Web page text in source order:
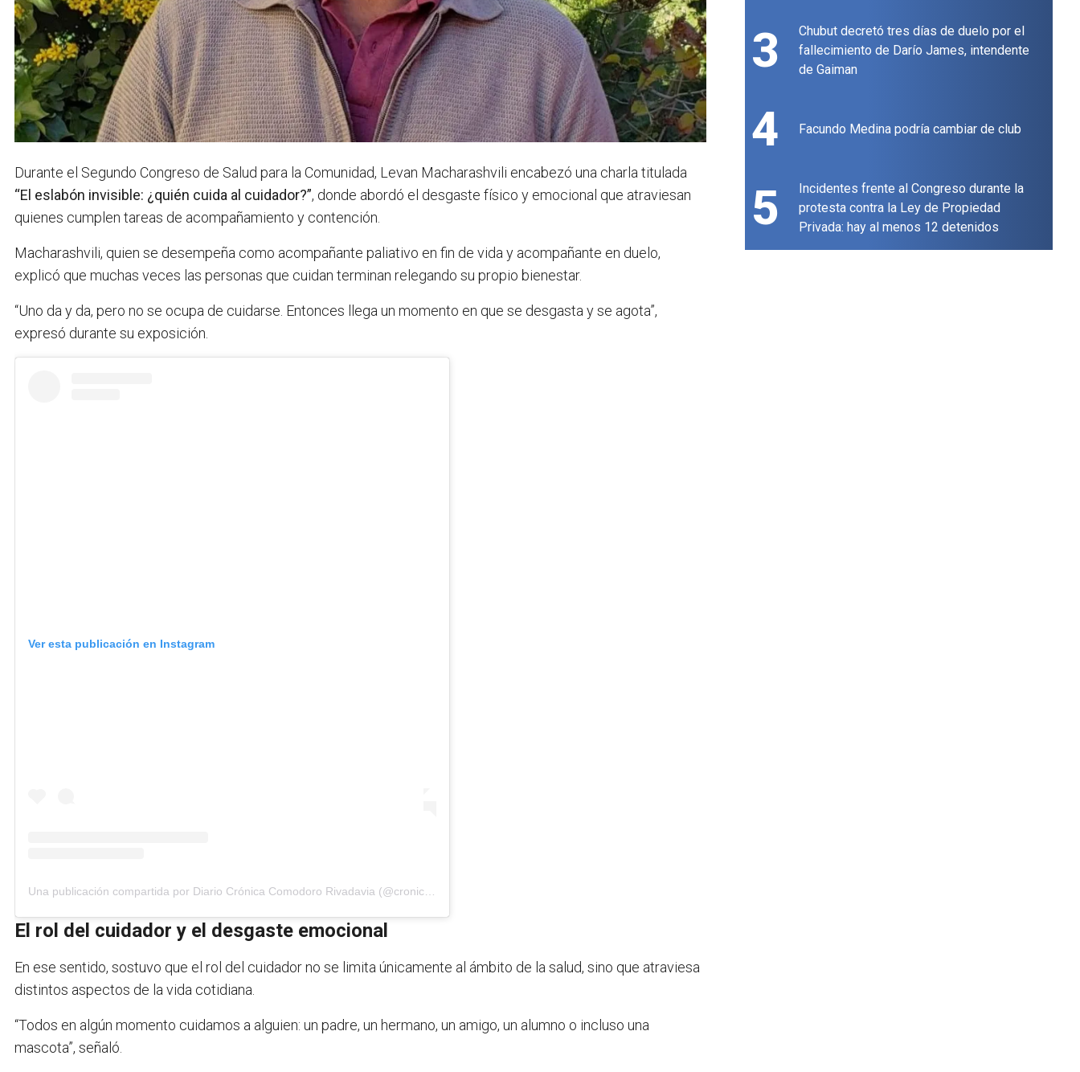
Durante el Segundo Congreso de Salud para la Comunidad, Levan Macharashvili encabezó una charla titulada
“El eslabón invisible: ¿quién cuida al cuidador?”, donde abordó el desgaste físico y emocional que atraviesan
quienes cumplen tareas de acompañamiento y contención.
Macharashvili, quien se desempeña como acompañante paliativo en fin de vida y acompañante en duelo,
explicó que muchas veces las personas que cuidan terminan relegando su propio bienestar.
“Uno da y da, pero no se ocupa de cuidarse. Entonces llega un momento en que se desgasta y se agota”,
expresó durante su exposición.
Ver esta publicación en Instagram
Una publicación compartida por Diario Crónica Comodoro Rivadavia (@cronicacrd)
El rol del cuidador y el desgaste emocional
En ese sentido, sostuvo que el rol del cuidador no se limita únicamente al ámbito de la salud, sino que atraviesa
distintos aspectos de la vida cotidiana.
“Todos en algún momento cuidamos a alguien: un padre, un hermano, un amigo, un alumno o incluso una
mascota”, señaló.
3
Chubut decretó tres días de duelo por el
fallecimiento de Darío James, intendente
de Gaiman
4 Facundo Medina podría cambiar de club
5
Incidentes frente al Congreso durante la
protesta contra la Ley de Propiedad
Privada: hay al menos 12 detenidos